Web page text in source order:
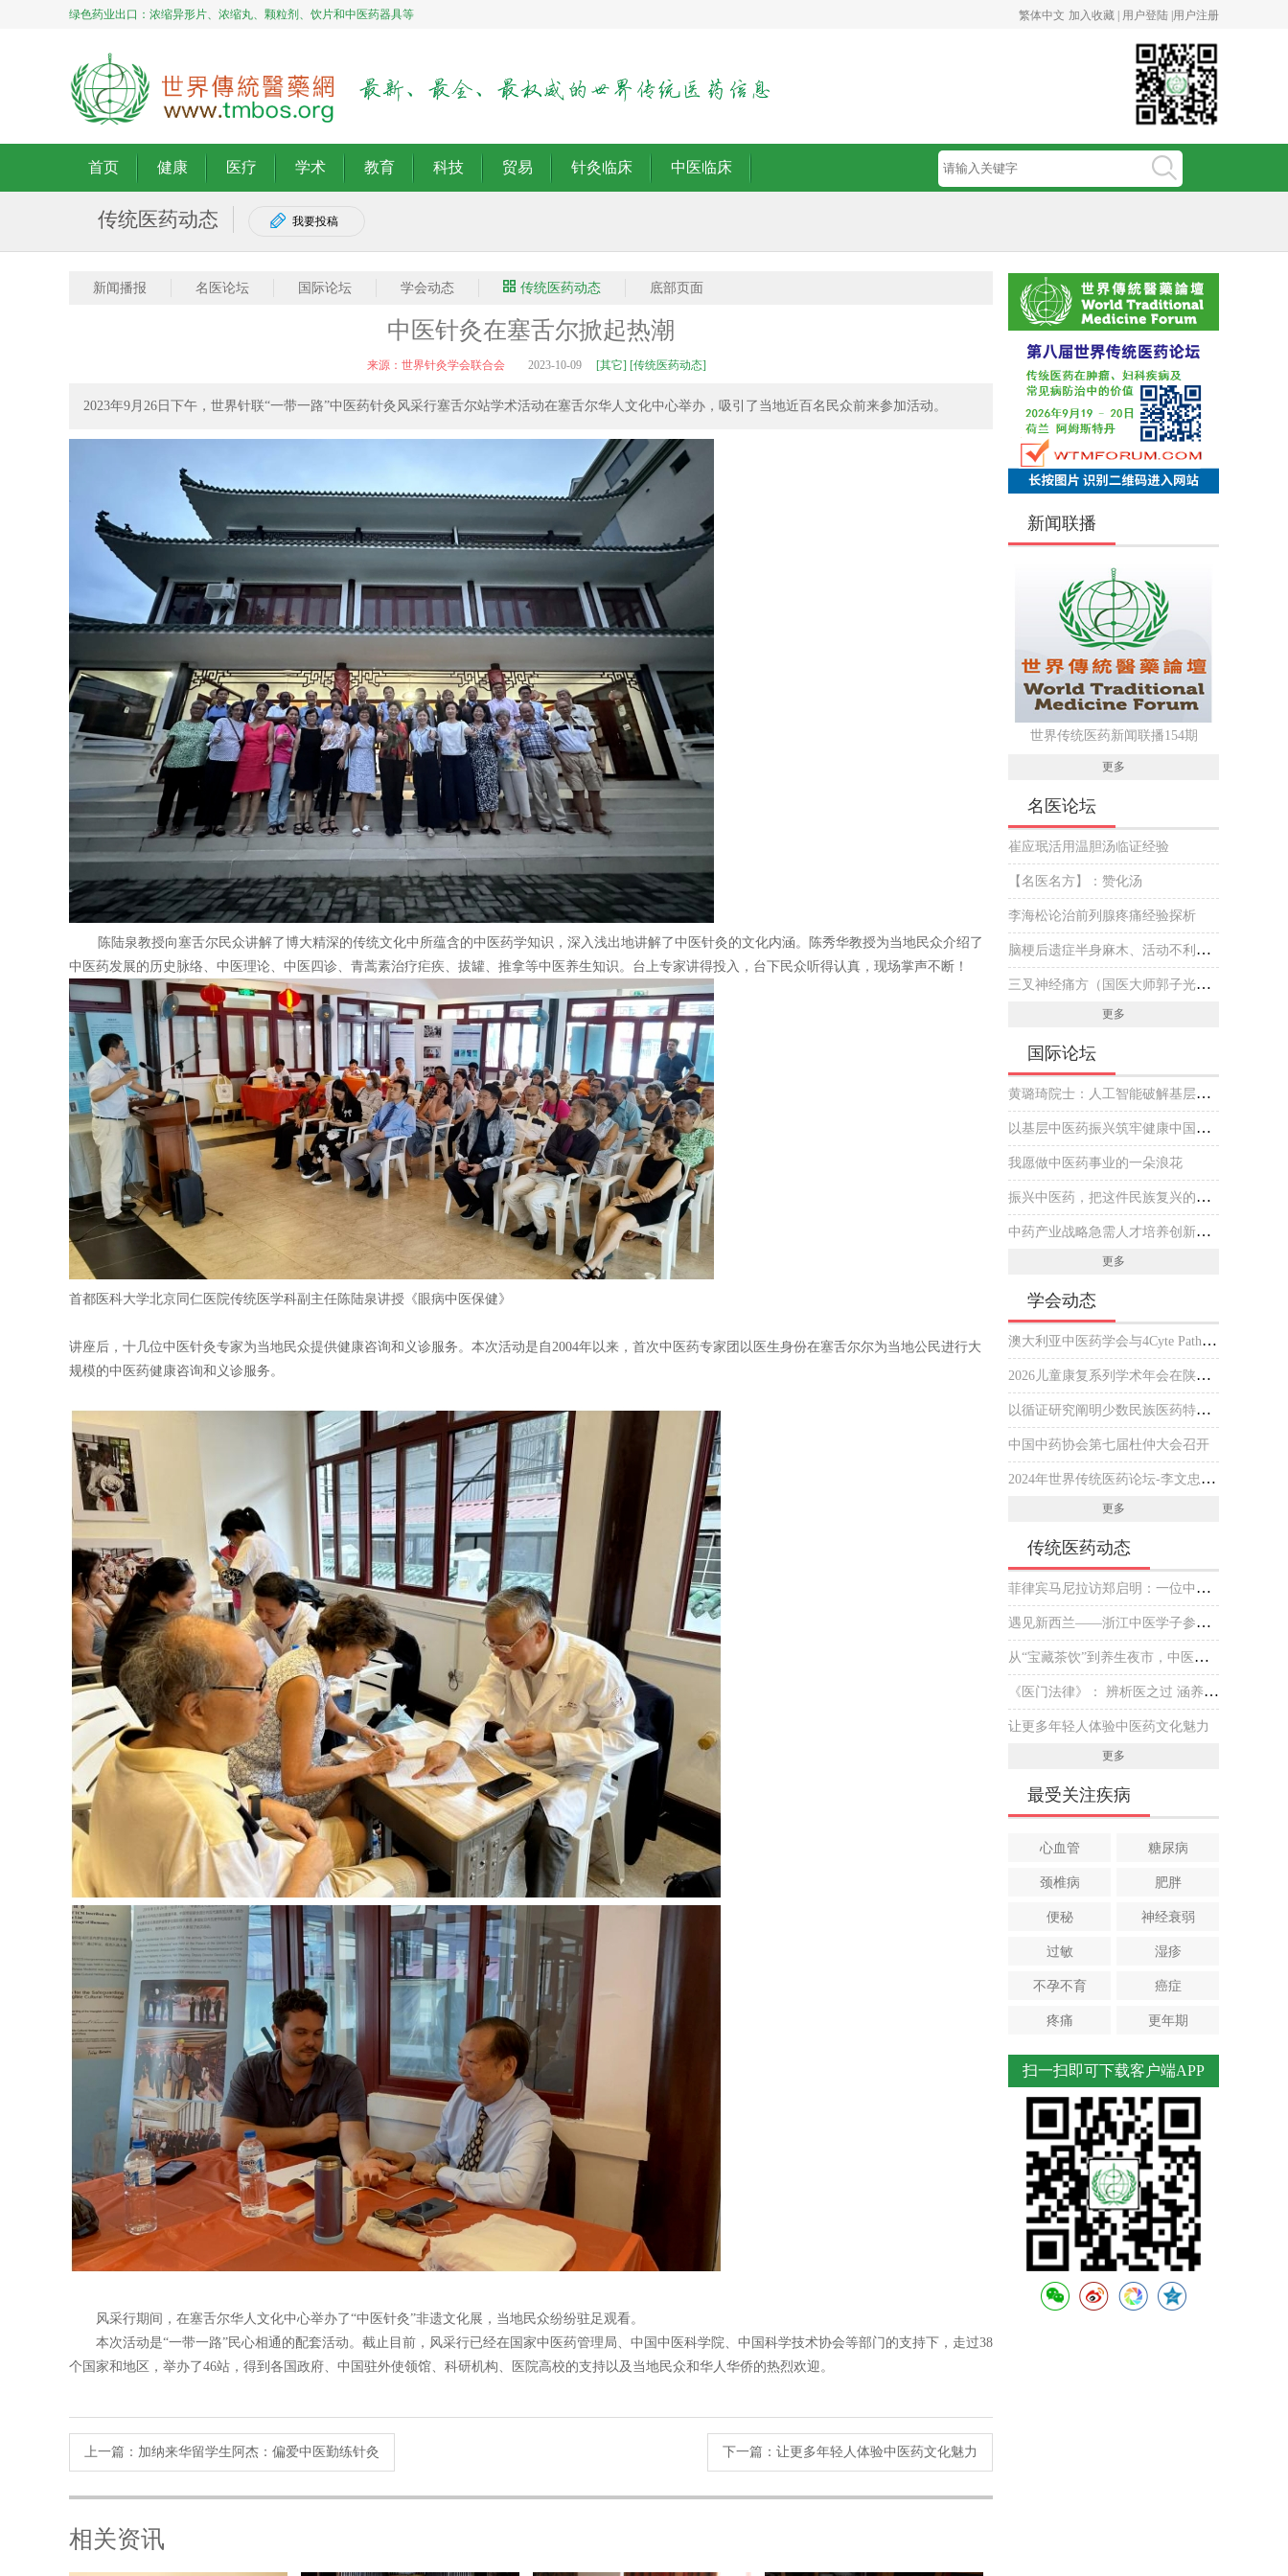
绿色药业出口：浓缩异形片、浓缩丸、颗粒剂、饮片和中医药器具等 繁体中文 加入收藏 | 用户登陆 | 用户注册
首页 健康 医疗 学术 教育 科技 贸易 针灸临床 中医临床
传统医药动态 我要投稿
新闻播报 名医论坛 国际论坛 学会动态 传统医药动态 底部页面
中医针灸在塞舌尔掀起热潮
来源：世界针灸学会联合会 2023-10-09 [其它] [传统医药动态]
2023年9月26日下午，世界针联“一带一路”中医药针灸风采行塞舌尔站学术活动在塞舌尔华人文化中心举办，吸引了当地近百名民众前来参加活动。
陈陆泉教授向塞舌尔民众讲解了博大精深的传统文化中所蕴含的中医药学知识，深入浅出地讲解了中医针灸的文化内涵。陈秀华教授为当地民众介绍了
中医药发展的历史脉络、中医理论、中医四诊、青蒿素治疗疟疾、拔罐、推拿等中医养生知识。台上专家讲得投入，台下民众听得认真，现场掌声不断！
首都医科大学北京同仁医院传统医学科副主任陈陆泉讲授《眼病中医保健》
讲座后，十几位中医针灸专家为当地民众提供健康咨询和义诊服务。本次活动是自2004年以来，首次中医药专家团以医生身份在塞舌尔尔为当地公民进行大
规模的中医药健康咨询和义诊服务。
风采行期间，在塞舌尔华人文化中心举办了“中医针灸”非遗文化展，当地民众纷纷驻足观看。
本次活动是“一带一路”民心相通的配套活动。截止目前，风采行已经在国家中医药管理局、中国中医科学院、中国科学技术协会等部门的支持下，走过38
个国家和地区，举办了46站，得到各国政府、中国驻外使领馆、科研机构、医院高校的支持以及当地民众和华人华侨的热烈欢迎。
上一篇： 加纳来华留学生阿杰：偏爱中医勤练针灸 下一篇： 让更多年轻人体验中医药文化魅力
相关资讯
新闻联播
世界传统医药新闻联播154期
更多
名医论坛
崔应珉活用温胆汤临证经验
【名医名方】：赞化汤
李海松论治前列腺疼痛经验探析
脑梗后遗症半身麻木、活动不利伴头晕，国医大师专方黄芪虫藤饮的实战医案
三叉神经痛方（国医大师郭子光经验方）
更多
国际论坛
黄璐琦院士：人工智能破解基层中医药传承创新发展难题
以基层中医药振兴筑牢健康中国建设基石
我愿做中医药事业的一朵浪花
振兴中医药，把这件民族复兴的大事做好
中药产业战略急需人才培养创新实践
更多
学会动态
澳大利亚中医药学会与4Cyte Pathology在悉尼签署合作备忘录推动中医临床与现代病理检测协作 开启澳大利亚中医专业发展新篇章
2026儿童康复系列学术年会在陕西西安举行
以循证研究阐明少数民族医药特色优势
中国中药协会第七届杜仲大会召开
2024年世界传统医药论坛-李文忠海外中医传播杰出贡献奖 获奖人员公示
更多
传统医药动态
菲律宾马尼拉访郑启明：一位中医师的“下南洋”新传
遇见新西兰——浙江中医学子参加毛利文化交流会
从“宝藏茶饮”到养生夜市，中医药掌握了什么“出圈密码”？
《医门法律》： 辨析医之过 涵养医之德
让更多年轻人体验中医药文化魅力
更多
最受关注疾病
心血管 糖尿病
颈椎病 肥胖
便秘 神经衰弱
过敏 湿疹
不孕不育 癌症
疼痛 更年期
扫一扫即可下载客户端APP